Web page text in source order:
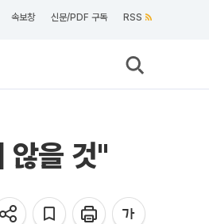
속보창 신문/PDF 구독 RSS
않을 것"